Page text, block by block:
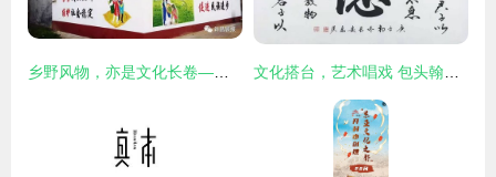
乡野风物，亦是文化长卷——重识故土的文化画风 文化搭台，艺术唱戏 包头翰林院艺术活动策划的实践与探索